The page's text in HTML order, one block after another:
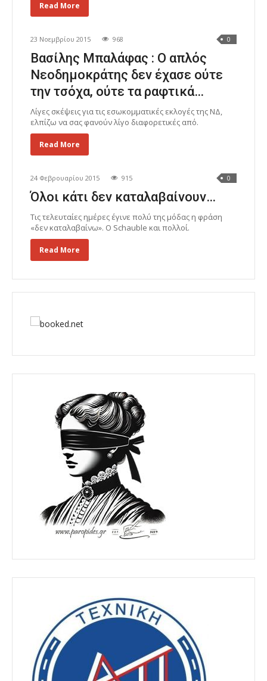
Read More
23 Νοεμβρίου 2015 968 0
Βασίλης Μπαλάφας : Ο απλός
Νεοδημοκράτης δεν έχασε ούτε
την τσόχα, ούτε τα ραφτικά…
Λίγες σκέψεις για τις εσωκομματικές εκλογές της ΝΔ,
ελπίζω να σας φανούν λίγο διαφορετικές από.
Read More
24 Φεβρουαρίου 2015 915 0
Όλοι κάτι δεν καταλαβαίνουν…
Τις τελευταίες ημέρες έγινε πολύ της μόδας η φράση
«δεν καταλαβαίνω». Ο Schauble και πολλοί.
Read More